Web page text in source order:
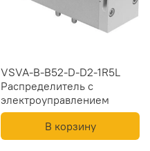
VSVA-B-B52-D-D2-1R5L
Распределитель с
электроуправлением
В корзину